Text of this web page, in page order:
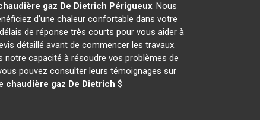
gaz De Dietrich Périgueux. Nous
d'une chaleur confortable dans votre
de réponse très courts pour vous aider à
détaillé avant de commencer les travaux.
capacité à résoudre vos problèmes de
pouvez consulter leurs témoignages sur
chaudière gaz De Dietrich $